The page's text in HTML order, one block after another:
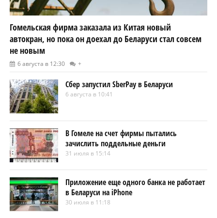
Гомельская фирма заказала из Китая новый
автокран, но пока он доехал до Беларуси стал совсем
не новым
6 августа в 12:30 +
Сбер запустил SberPay в Беларуси
6 августа в 10:41
В Гомеле на счет фирмы пытались
зачислить поддельные деньги
31 июля в 15:14
Приложение еще одного банка не работает
в Беларуси на iPhone
30 июля в 11:18